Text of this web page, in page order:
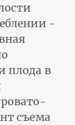
-
плода в
съема